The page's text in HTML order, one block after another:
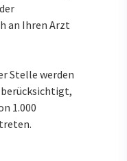
an Ihren Arzt
Stelle werden
1.000